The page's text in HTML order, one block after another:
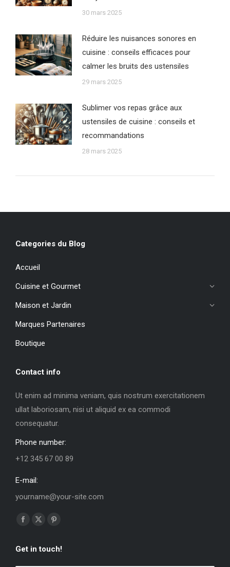
30 mars 2025
Réduire les nuisances sonores en
cuisine : conseils efficaces pour
calmer les bruits des ustensiles
29 mars 2025
Sublimer vos repas grâce aux
ustensiles de cuisine : conseils et
recommandations
28 mars 2025
Categories du Blog
Accueil
Cuisine et Gourmet
Maison et Jardin
Marques Partenaires
Boutique
Contact info
Ut enim ad minima veniam, quis nostrum exercitationem
ullat laboriosam, nisi ut aliquid ex ea commodi
consequatur.
Phone number:
+12 345 67 00 89
E-mail:
yourname@your-site.com
Trouvez nous sur :
La
Facebook
La
X
La
Pinterest
Get in touch!